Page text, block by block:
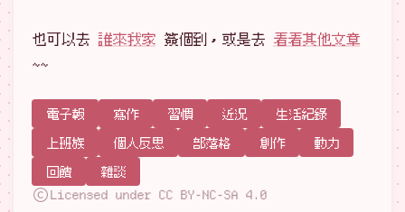
也可以去 誰來我家 簽個到，或是去 看看其他文章
~~
電子報 寫作 習慣 近況
生活紀錄
上班族
個人反思 部落格 創作
動力
回饋
雜談
Licensed under CC BY-NC-SA 4.0